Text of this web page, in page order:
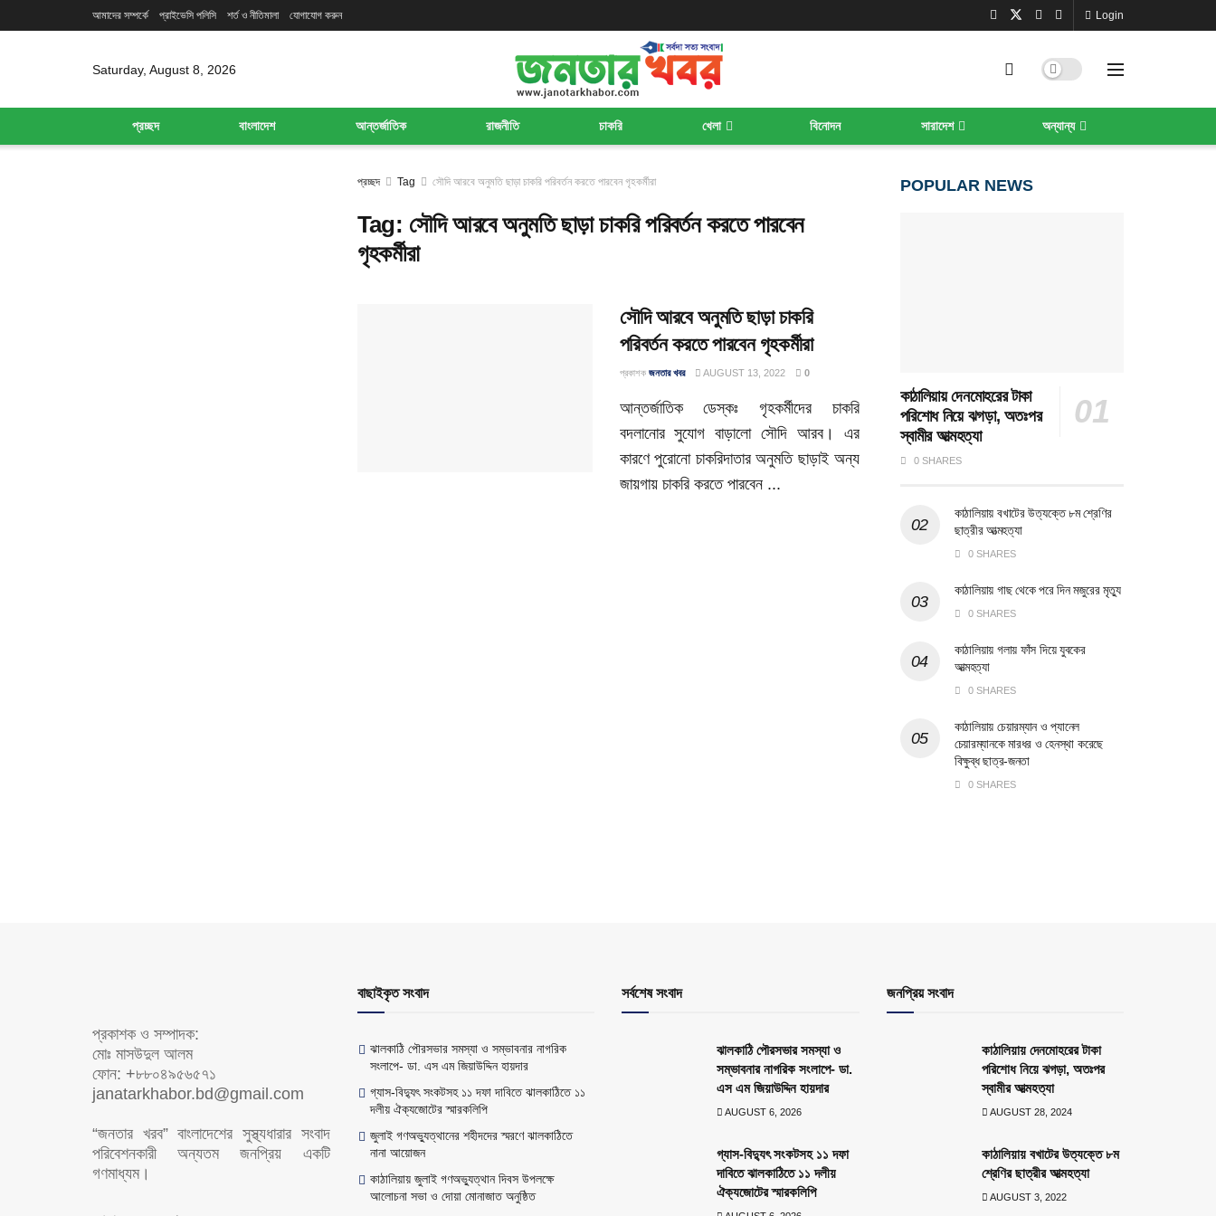
আমাদের সম্পর্কে প্রাইভেসি পলিসি শর্ত ও নীতিমালা যোগাযোগ করুন Login
Saturday, August 8, 2026
প্রচ্ছদ বাংলাদেশ আন্তর্জাতিক রাজনীতি চাকরি খেলা বিনোদন সারাদেশ অন্যান্য
প্রচ্ছদ Tag সৌদি আরবে অনুমতি ছাড়া চাকরি পরিবর্তন করতে পারবেন গৃহকর্মীরা
Tag: সৌদি আরবে অনুমতি ছাড়া চাকরি পরিবর্তন করতে পারবেন
গৃহকর্মীরা
সৌদি আরবে অনুমতি ছাড়া চাকরি
পরিবর্তন করতে পারবেন গৃহকর্মীরা
প্রকাশক জনতার খবর AUGUST 13, 2022 0
আন্তর্জাতিক ডেস্কঃ গৃহকর্মীদের চাকরি
বদলানোর সুযোগ বাড়ালো সৌদি আরব। এর
কারণে পুরোনো চাকরিদাতার অনুমতি ছাড়াই অন্য
জায়গায় চাকরি করতে পারবেন ...
POPULAR NEWS
কাঠালিয়ায় দেনমোহরের টাকা
পরিশোধ নিয়ে ঝগড়া, অতঃপর
স্বামীর আত্মহত্যা
0 SHARES
কাঠালিয়ায় বখাটের উত্যক্তে ৮ম শ্রেণির
ছাত্রীর আত্মহত্যা
0 SHARES
কাঠালিয়ায় গাছ থেকে পরে দিন মজুরের মৃত্যু
0 SHARES
কাঠালিয়ায় গলায় ফাঁস দিয়ে যুবকের
আত্মহত্যা
0 SHARES
কাঠালিয়ায় চেয়ারম্যান ও প্যানেল
চেয়ারম্যানকে মারধর ও হেনস্থা করেছে
বিক্ষুব্ধ ছাত্র-জনতা
0 SHARES
প্রকাশক ও সম্পাদক:
মোঃ মাসউদুল আলম
ফোন: +৮৮০৪৯৫৬৫৭১
janatarkhabor.bd@gmail.com
“জনতার খরব” বাংলাদেশের সুস্থ্যধারার সংবাদ
পরিবেশনকারী অন্যতম জনপ্রিয় একটি
গণমাধ্যম।
বাছাইকৃত সংবাদ
ঝালকাঠি পৌরসভার সমস্যা ও সম্ভাবনার নাগরিক
সংলাপে- ডা. এস এম জিয়াউদ্দিন হায়দার
গ্যাস-বিদ্যুৎ সংকটসহ ১১ দফা দাবিতে ঝালকাঠিতে ১১
দলীয় ঐক্যজোটের স্মারকলিপি
জুলাই গণঅভ্যুত্থানের শহীদদের স্মরণে ঝালকাঠিতে
নানা আয়োজন
কাঠালিয়ায় জুলাই গণঅভ্যুত্থান দিবস উপলক্ষে
আলোচনা সভা ও দোয়া মোনাজাত অনুষ্ঠিত
সর্বশেষ সংবাদ
ঝালকাঠি পৌরসভার সমস্যা ও
সম্ভাবনার নাগরিক সংলাপে- ডা.
এস এম জিয়াউদ্দিন হায়দার
AUGUST 6, 2026
গ্যাস-বিদ্যুৎ সংকটসহ ১১ দফা
দাবিতে ঝালকাঠিতে ১১ দলীয়
ঐক্যজোটের স্মারকলিপি
জনপ্রিয় সংবাদ
কাঠালিয়ায় দেনমোহরের টাকা
পরিশোধ নিয়ে ঝগড়া, অতঃপর
স্বামীর আত্মহত্যা
AUGUST 28, 2024
কাঠালিয়ায় বখাটের উত্যক্তে ৮ম
শ্রেণির ছাত্রীর আত্মহত্যা
AUGUST 3, 2022